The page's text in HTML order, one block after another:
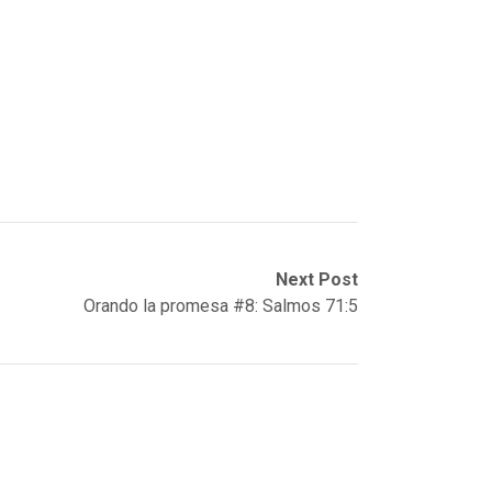
Next Post
Orando la promesa #8: Salmos 71:5